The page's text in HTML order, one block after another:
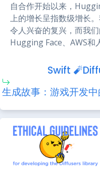
自合作开始以来，
上的增长呈指数级增长
令人兴奋的复兴，而我
Hugging Face、AWS和
Swift
生成故事：游戏开发